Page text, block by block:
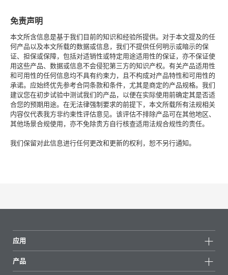
免责声明
本文所含信息是基于我们目前的知识和经验所提供。对于本文提及的任
何产品以及本文所载的数据或信息，我们不提供任何明示或暗示的保
证、担保或保障，包括对适销性或特定用途适用性的保证，亦不保证使
用这些产品、数据或信息不会侵犯第三方的知识产权。有关产品适用性
和可用性的任何信息均不具有约束力，且不构成对产品特性和可用性的
承诺。应始终优先参考合同条款和条件，尤其是商定的产品规格。我们
建议您在初步试验中测试我们的产品，以便在实际使用前确定其是否适
合您的预期用途。在无法律强制要求的前提下，本文所载所有法规相关
内容仅代表我方非约束性评估意见。该评估不排除产品可在其他地区、
其他场景合规使用，亦不免除贵方自行核查适用法规合规性的责任。
我们保留对此信息进行任何更改和更新的权利，恕不另行通知。
应用
产品